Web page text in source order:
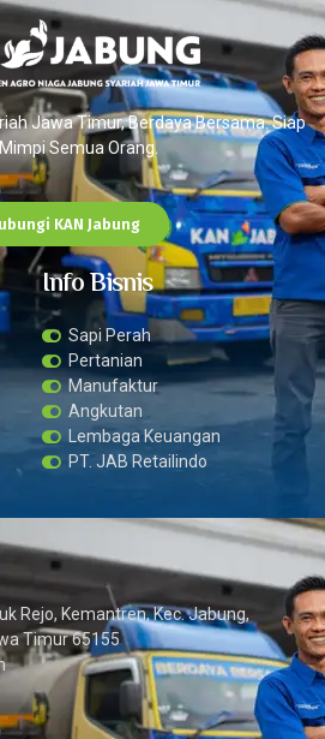
Jawa Timur, Berdaya Bersama. Siap
Semua Orang.
KAN Jabung
Info Bisnis
Sapi Perah
Pertanian
Manufaktur
Angkutan
Lembaga Keuangan
PT. JAB Retailindo
Rejo, Kemantren, Kec. Jabung,
Timur 65155